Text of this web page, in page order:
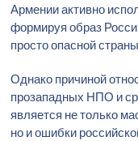
Армении активно
формируя образ
просто опасной
Однако причиной
прозападных НПО и
является не только
но и ошибки